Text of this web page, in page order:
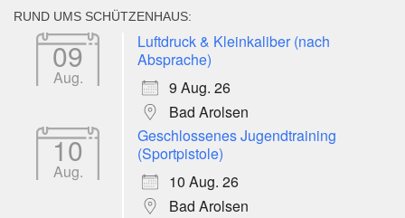
RUND UMS SCHÜTZENHAUS:
09
Aug.
Luftdruck & Kleinkaliber (nach
Absprache)
9 Aug. 26
Bad Arolsen
10
Aug.
Geschlossenes Jugendtraining
(Sportpistole)
10 Aug. 26
Bad Arolsen